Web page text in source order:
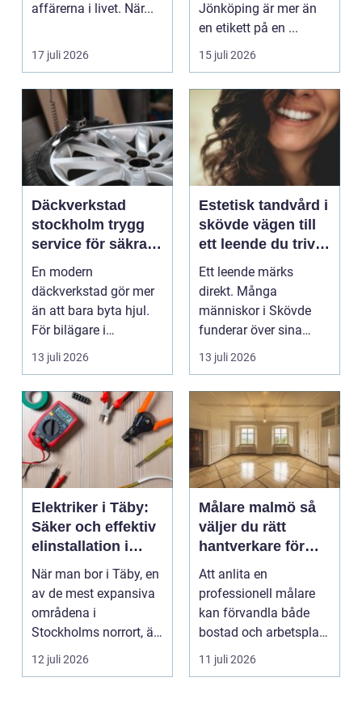
affärerna i livet. När...
17 juli 2026
Jönköping är mer än
en etikett på en ...
15 juli 2026
Däckverkstad
stockholm trygg
service för säkra
mil året runt
En modern
däckverkstad gör mer
än att bara byta hjul.
För bilägare i
Stockholm handlar
valet av däck...
13 juli 2026
Estetisk tandvård i
skövde vägen till
ett leende du trivs
med
Ett leende märks
direkt. Många
människor i Skövde
funderar över sina
tänder, men skjuter
upp att gör...
13 juli 2026
Elektriker i Täby:
Säker och effektiv
elinstallation i
norrort
När man bor i Täby, en
av de mest expansiva
områdena i
Stockholms norrort, är
b...
12 juli 2026
Målare malmö så
väljer du rätt
hantverkare för
hem och företag
Att anlita en
professionell målare
kan förvandla både
bostad och arbetsplats
på kort tid. Färger, yt...
11 juli 2026